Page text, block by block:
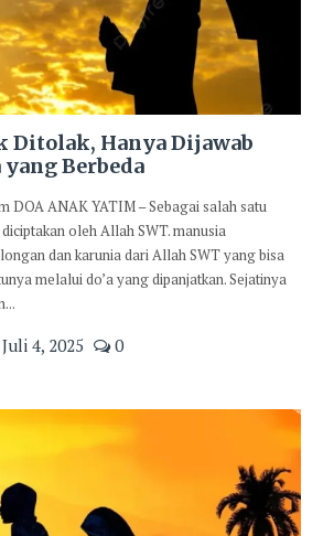
Ditolak, Hanya Dijawab
yang Berbeda
DOA ANAK YATIM – Sebagai salah satu
oleh Allah SWT. manusia
dan karunia dari Allah SWT yang bisa
melalui do’a yang dipanjatkan. Sejatinya
Juli 4, 2025 0